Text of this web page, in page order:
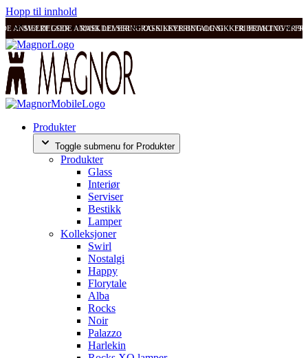
Hopp til innhold
ANMELDELSER RASK LEVERING OG SIKKER BETALING FRI FRAKT OVER
SVÆRT GODE ANMELDELSER RASK LEVERING OG SIKKER BETALING
Produkter
Toggle submenu for Produkter
Produkter
Glass
Interiør
Serviser
Bestikk
Lamper
Kolleksjoner
Swirl
Nostalgi
Happy
Florytale
Alba
Rocks
Noir
Palazzo
Harlekin